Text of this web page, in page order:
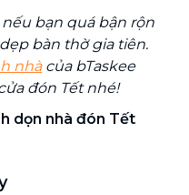
bạn quá bận rộn
bàn thờ gia tiên.
nhàcủa bTaskee
đón Tết nhé!
dọn nhà đón Tết